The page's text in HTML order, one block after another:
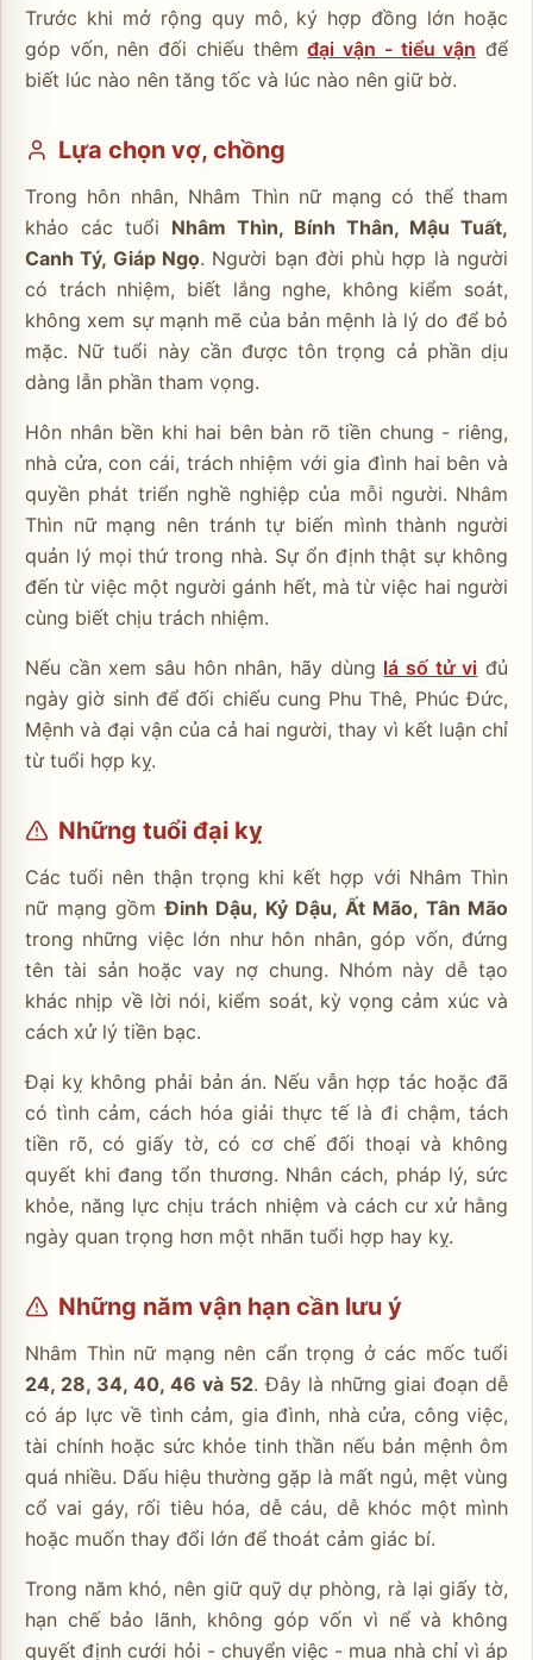
Trước khi mở rộng quy mô, ký hợp đồng lớn hoặc
góp vốn, nên đối chiếu thêmđại vận - tiểu vận để
biết lúc nào nên tăng tốc và lúc nào nên giữ bờ.
Lựa chọn vợ, chồng
Trong hôn nhân, Nhâm Thìn nữ mạng có thể tham
khảo các tuổi Nhâm Thìn, Bính Thân, Mậu Tuất,
Canh Tý, Giáp Ngọ. Người bạn đời phù hợp là người
có trách nhiệm, biết lắng nghe, không kiểm soát,
không xem sự mạnh mẽ của bản mệnh là lý do để bỏ
mặc. Nữ tuổi này cần được tôn trọng cả phần dịu
dàng lẫn phần tham vọng.
Hôn nhân bền khi hai bên bàn rõ tiền chung - riêng,
nhà cửa, con cái, trách nhiệm với gia đình hai bên và
quyền phát triển nghề nghiệp của mỗi người. Nhâm
Thìn nữ mạng nên tránh tự biến mình thành người
quản lý mọi thứ trong nhà. Sự ổn định thật sự không
đến từ việc một người gánh hết, mà từ việc hai người
cùng biết chịu trách nhiệm.
Nếu cần xem sâu hôn nhân, hãy dùng lá số tử vi đủ
ngày giờ sinh để đối chiếu cung Phu Thê, Phúc Đức,
Mệnh và đại vận của cả hai người, thay vì kết luận chỉ
từ tuổi hợp kỵ.
Những tuổi đại kỵ
Các tuổi nên thận trọng khi kết hợp với Nhâm Thìn
nữ mạng gồmĐinh Dậu, Kỷ Dậu, Ất Mão, Tân Mão
trong những việc lớn như hôn nhân, góp vốn, đứng
tên tài sản hoặc vay nợ chung. Nhóm này dễ tạo
khác nhịp về lời nói, kiểm soát, kỳ vọng cảm xúc và
cách xử lý tiền bạc.
Đại kỵ không phải bản án. Nếu vẫn hợp tác hoặc đã
có tình cảm, cách hóa giải thực tế là đi chậm, tách
tiền rõ, có giấy tờ, có cơ chế đối thoại và không
quyết khi đang tổn thương. Nhân cách, pháp lý, sức
khỏe, năng lực chịu trách nhiệm và cách cư xử hằng
ngày quan trọng hơn một nhãn tuổi hợp hay kỵ.
Những năm vận hạn cần lưu ý
Nhâm Thìn nữ mạng nên cẩn trọng ở các mốc tuổi
24, 28, 34, 40, 46 và 52. Đây là những giai đoạn dễ
có áp lực về tình cảm, gia đình, nhà cửa, công việc,
tài chính hoặc sức khỏe tinh thần nếu bản mệnh ôm
quá nhiều. Dấu hiệu thường gặp là mất ngủ, mệt vùng
cổ vai gáy, rối tiêu hóa, dễ cáu, dễ khóc một mình
hoặc muốn thay đổi lớn để thoát cảm giác bí.
Trong năm khó, nên giữ quỹ dự phòng, rà lại giấy tờ,
hạn chế bảo lãnh, không góp vốn vì nể và không
quyết định cưới hỏi - chuyển việc - mua nhà chỉ vì áp